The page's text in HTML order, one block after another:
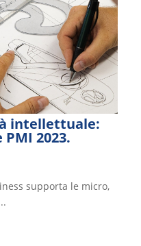
intellettuale:
2023.
supporta le micro,